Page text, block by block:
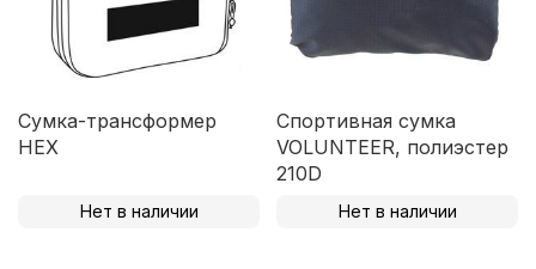
Сумка-трансформер
HEX
Нет в наличии
Спортивная сумка
VOLUNTEER, полиэстер
210D
Нет в наличии